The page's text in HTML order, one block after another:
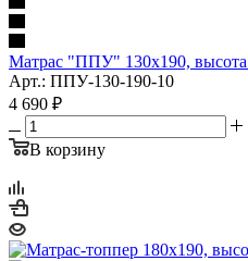
Матрас "ППУ" 130x190,
Арт.: ППУ-130-190-10
4 690 ₽
В корзину